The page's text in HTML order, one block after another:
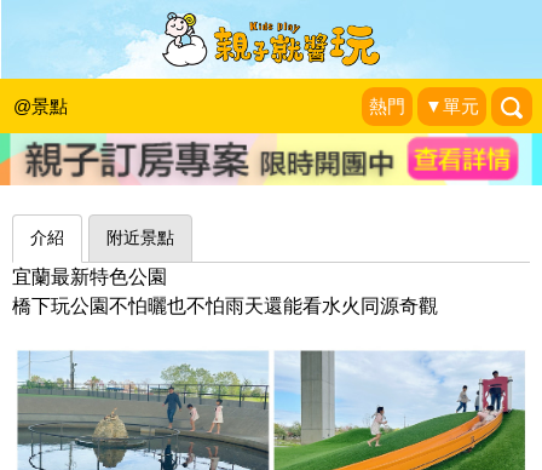
@景點 熱門 ▼單元
大碗公×滾輪溜滑梯，橋下遊戲場晴雨
天都適合～宜蘭武淵水火同源
霏霓莫屬|2024-02-22
介紹 附近景點
宜蘭最新特色公園
橋下玩公園不怕曬也不怕雨天還能看水火同源奇觀